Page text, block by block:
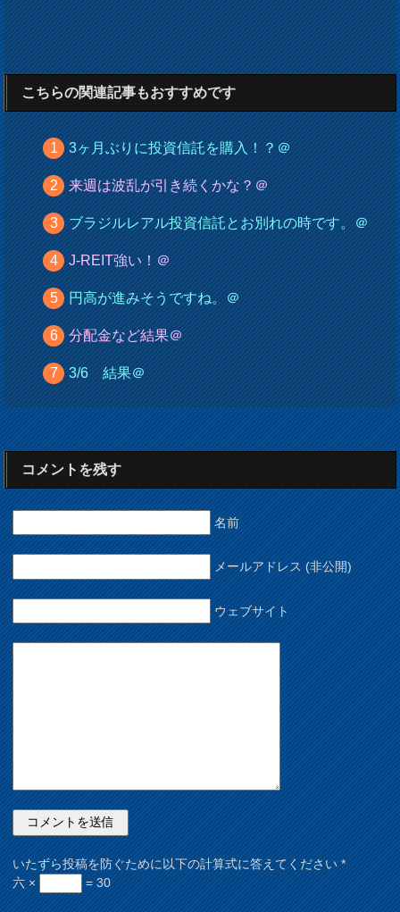
こちらの関連記事もおすすめです
3ヶ月ぶりに投資信託を購入！？＠
来週は波乱が引き続くかな？＠
ブラジルレアル投資信託とお別れの時です。＠
J-REIT強い！＠
円高が進みそうですね。＠
分配金など結果＠
3/6 結果＠
コメントを残す
名前
メールアドレス (非公開)
ウェブサイト
いたずら投稿を防ぐために以下の計算式に答えてください*
六 ×
= 30